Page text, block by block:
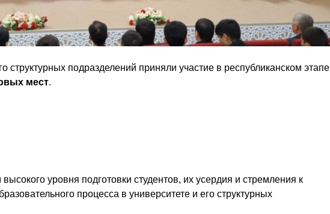
структурных подразделений приняли участие в республиканском этапе
мест.
уровня подготовки студентов, их усердия и стремления к
процесса в университете и его структурных